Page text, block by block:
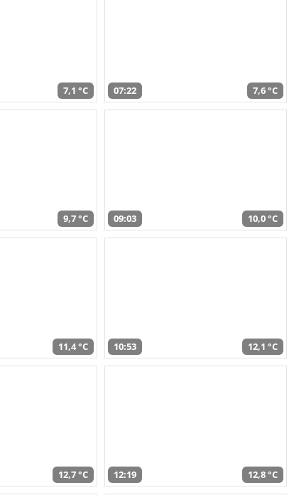
7,1 °C 07:22 7,6 °C
9,7 °C 09:03 10,0 °C
11,4 °C 10:53 12,1 °C
12,7 °C 12:19 12,8 °C